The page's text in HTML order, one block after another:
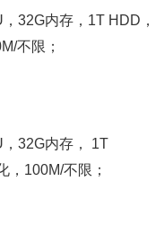
32G内存，1T HDD，
不限；
32G内存， 1T
，100M/不限；